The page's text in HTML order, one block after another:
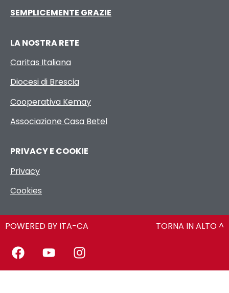
SEMPLICEMENTE GRAZIE
LA NOSTRA RETE
Caritas Italiana
Diocesi di Brescia
Cooperativa Kemay
Associazione Casa Betel
PRIVACY E COOKIE
Privacy
Cookies
POWERED BY ITA-CA TORNA IN ALTO ^